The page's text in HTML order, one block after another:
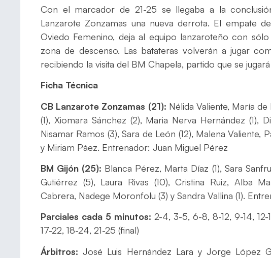
Con el marcador de 21-25 se llegaba a la
Lanzarote Zonzamas una nueva derrota. El empate
Oviedo Femenino, deja al equipo lanzaroteño con
zona de descenso. Las batateras volverán a jugar
recibiendo la visita del BM Chapela, partido que se
Ficha Técnica
CB Lanzarote Zonzamas (21): Nélida Valiente, María de
(1), Xiomara Sánchez (2), Maria Nerva Hernández (1),
Nisamar Ramos (3), Sara de León (12), Malena Valiente,
y Miriam Páez. Entrenador: Juan Miguel Pérez
BM Gijón (25): Blanca Pérez, Marta Díaz (1), Sara
Gutiérrez (5), Laura Rivas (10), Cristina Ruiz, Alba
Cabrera, Nadege Moronfolu (3) y Sandra Vallina (1).
Parciales cada 5 minutos: 2-4, 3-5, 6-8, 8-12, 9-14, 12-
17-22, 18-24, 21-25 (final)
Árbitros: José Luis Hernández Lara y Jorge López